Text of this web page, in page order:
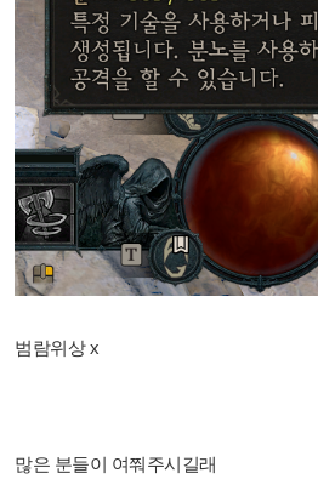
범람위상 x
많은 분들이 여쭤주시길래